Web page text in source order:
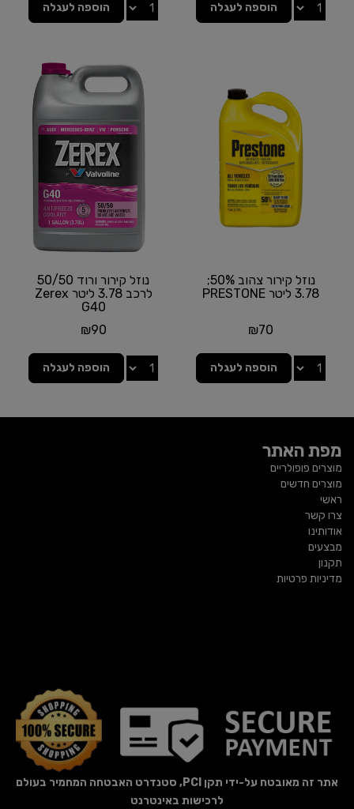
הוספה לעגלה הוספה לעגלה
נוזל קירור צהוב 50%;
3.78 ליטר PRESTONE
₪70
הוספה לעגלה
נוזל קירור ורוד 50/50
לרכב 3.78 ליטר Zerex
G40
₪90
הוספה לעגלה
מפת האתר
מוצרים פופולריים
מוצרים חדשים
ראשי
צרו קשר
אודותינו
מבצעים
תקנון
מדיניות פרטיות
אתר זה מאובטח על-ידי תקן PCI, סטנדרט האבטחה המחמיר בעולם
לרכישות באינטרנט